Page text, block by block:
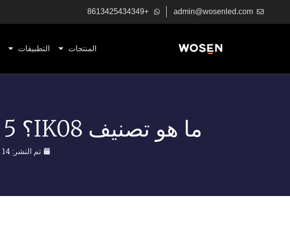
admin@wosenled.com
+8613425434349
المنتجات التطبيقات
ما هو تصنيف IK08؟ 5 جول تأثير 5 جول ودليل الاختيار
تم النشر: 14 مايو 2026